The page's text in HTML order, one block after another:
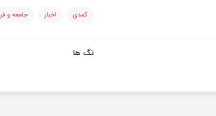
کمدی اخبار جامعه و
تگ ها